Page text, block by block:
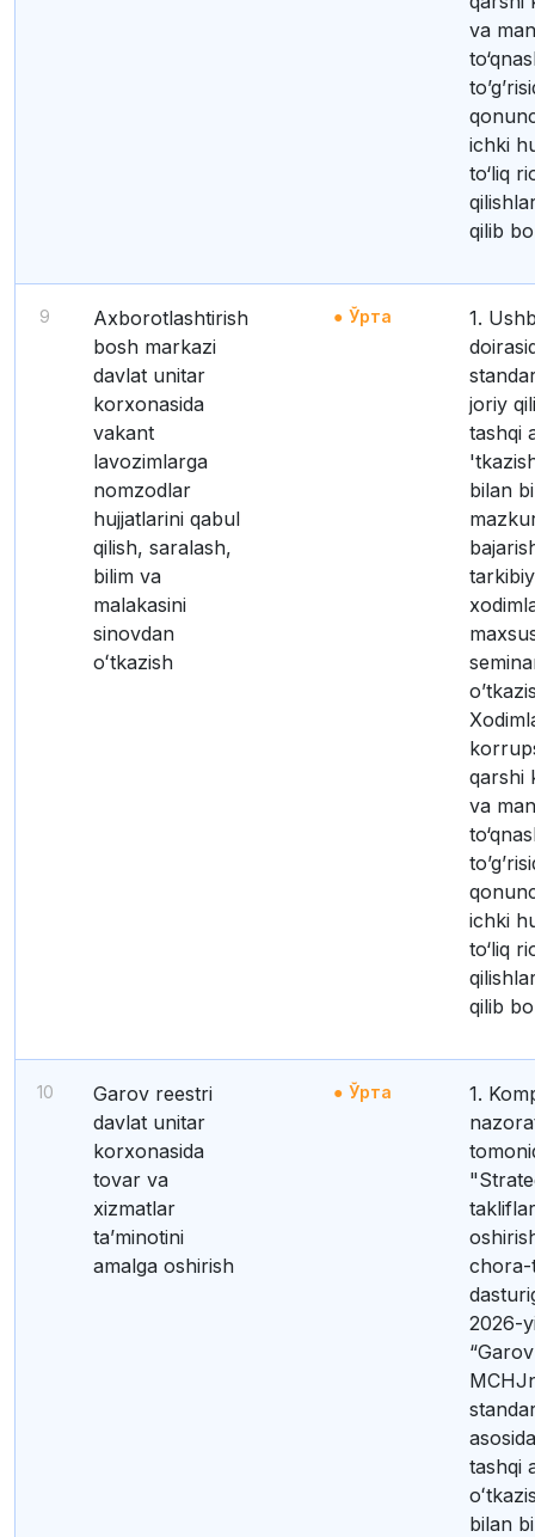
va
ichki
to‘liq
qilib
9
Axborotlashtirish
bosh markazi
davlat unitar
korxonasida
vakant
lavozimlarga
nomzodlar
hujjatlarini qabul
qilish, saralash,
bilim va
malakasini
sinovdan
oʻtkazish
Ўрта
1. Ushbu funksiya
joriy
tashqi
bilan
qarshi
va
ichki
to‘liq
qilib
10
Garov reestri
davlat unitar
korxonasida
tovar va
xizmatlar
taʼminotini
amalga oshirish
Ўрта
1. Komplayens-
chora-
2026-
tashqi
bilan